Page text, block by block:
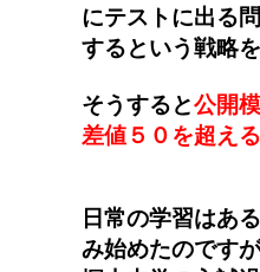
にテストに出る
するという戦略
そうすると公開
差値５０を超え
日常の学習はあ
み始めたのです